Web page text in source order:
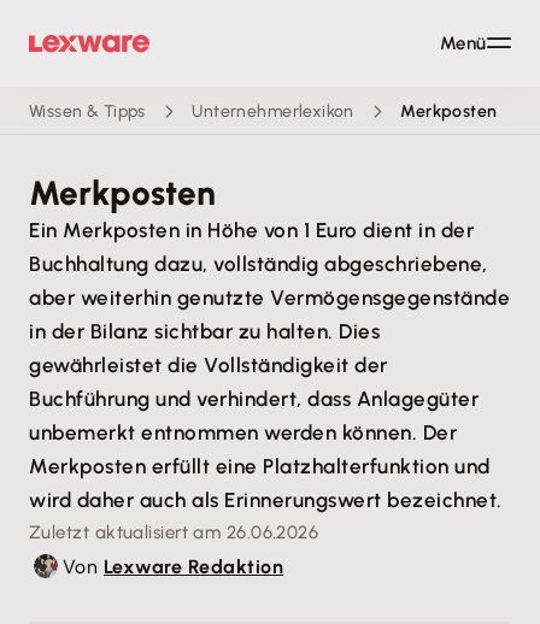
Wissen & Tipps Unternehmerlexikon Merkposten
Merkposten
Ein Merkposten in Höhe von 1 Euro dient in der
Buchhaltung dazu, vollständig abgeschriebene,
aber weiterhin genutzte Vermögensgegenstände
in der Bilanz sichtbar zu halten. Dies
gewährleistet die Vollständigkeit der
Buchführung und verhindert, dass Anlagegüter
unbemerkt entnommen werden können. Der
Merkposten erfüllt eine Platzhalterfunktion und
wird daher auch als Erinnerungswert bezeichnet.
Zuletzt aktualisiert am 26.06.2026
Von Lexware Redaktion
Menü